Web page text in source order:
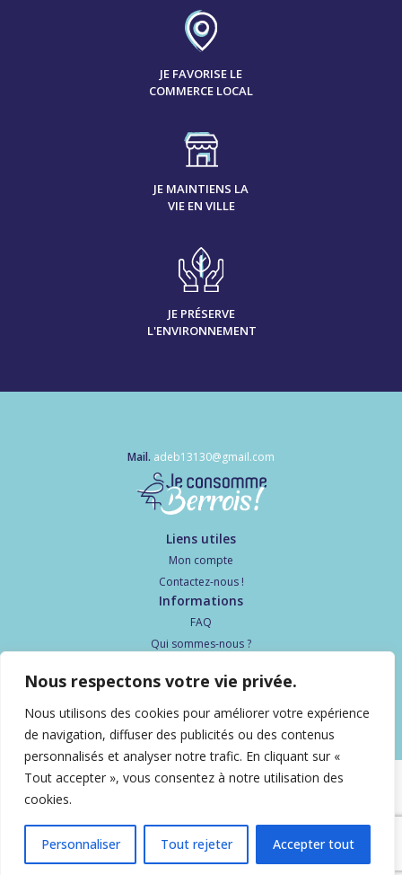
Nous respectons votre vie privée.
Nous utilisons des cookies pour améliorer votre expérience
de navigation, diffuser des publicités ou des contenus
personnalisés et analyser notre trafic. En cliquant sur «
Tout accepter », vous consentez à notre utilisation des
cookies.
Personnaliser Tout rejeter Accepter tout
JE FAVORISE LE
COMMERCE LOCAL
JE MAINTIENS LA
VIE EN VILLE
JE PRÉSERVE
L'ENVIRONNEMENT
Mail. adeb13130@gmail.com
Liens utiles
Mon compte
Contactez-nous !
Informations
FAQ
Qui sommes-nous ?
Suivez-nous
Copyright © 2022 Je consomme Berrois ® | |Mentions légales
Lk Interactive